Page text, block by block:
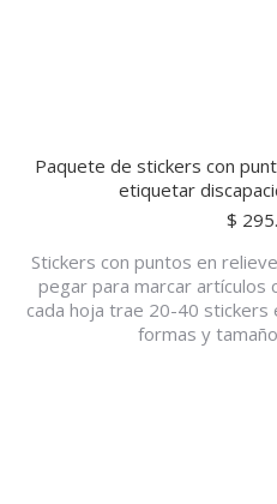
Paquete de stickers con
etiquetar
$
Stickers con puntos en
pegar para marcar artículos
cada hoja trae 20-40
formas y